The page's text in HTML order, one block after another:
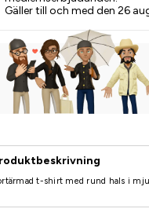
Gäller till och med den 26
t-shirt med rund hals i